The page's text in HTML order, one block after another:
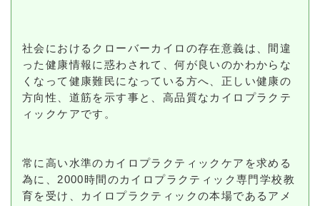
社会におけるクローバーカイロの存在意義は、間違
った健康情報に惑わされて、何が良いのかわからな
くなって健康難民になっている方へ、正しい健康の
方向性、道筋を示す事と、高品質なカイロプラクテ
ィックケアです。
常に高い水準のカイロプラクティックケアを求める
為に、2000時間のカイロプラクティック専門学校教
育を受け、カイロプラクティックの本場であるアメ